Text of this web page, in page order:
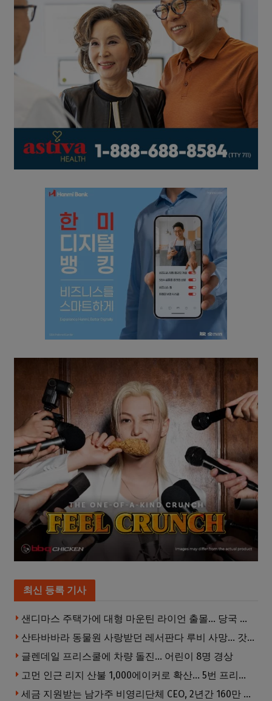
최신 등록 기사
샌디마스 주택가에 대형 마운틴 라이언 출몰… 당국 긴급 대응, 주민 접근 자제 당부
산타바바라 동물원 사랑받던 레서판다 루비 사망… 갓 태어난 새끼 2마리 잃은 지 수주 만
글렌데일 프리스쿨에 차량 돌진… 어린이 8명 경상
고먼 인근 리지 산불 1,000에이커로 확산… 5번 프리웨이 양방향 전면 폐쇄
세금 지원받는 남가주 비영리단체 CEO, 2년간 160만 달러 이상 받아… 미사용 휴가수당만 수십만 달러